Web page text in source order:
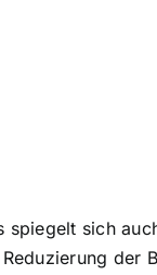
spiegelt sich
der